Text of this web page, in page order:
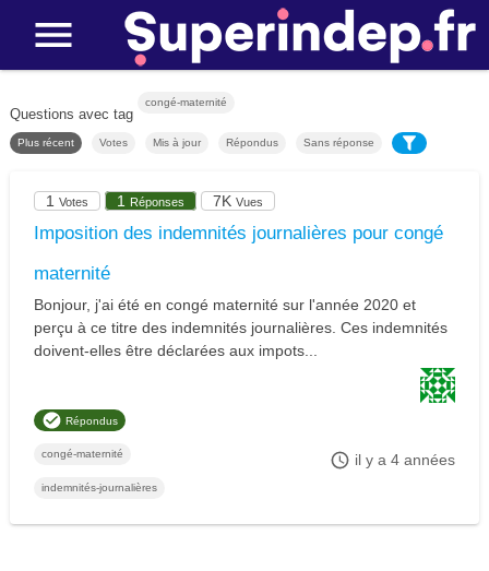
Questions avec tag
congé-maternité
Plus récent Votes Mis à jour Répondus Sans réponse
1Votes 1 Réponses 7KVues
Imposition des indemnités journalières pour congé
maternité
Bonjour, j'ai été en congé maternité sur l'année 2020 et
perçu à ce titre des indemnités journalières. Ces indemnités
doivent-elles être déclarées aux impots...
Répondus
congé-maternité
indemnités-journalières
il y a 4 années